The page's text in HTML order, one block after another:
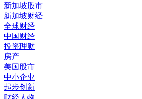
新加坡股市
新加坡财经
全球财经
中国财经
投资理财
房产
美国股市
中小企业
起步创新
财经人物